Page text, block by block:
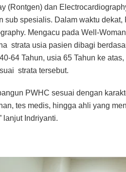
(Rontgen) dan
sub spesialis. Dalam waktu
Mengacu pada Well-
strata usia pasien dibagi
64 Tahun, usia 65 Tahun ke
strata tersebut.
PWHC sesuai dengan
tes medis, hingga ahli yang
lanjut Indriyanti.